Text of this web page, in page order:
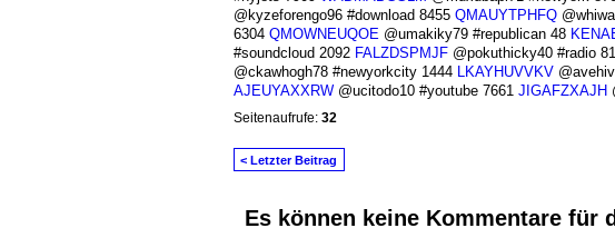
@kyzeforengo96 #download 8455 QMAUYTPHFQ
6304 QMOWNEUQOE@umakiky79 #republican 48
#soundcloud 2092 FALZDSPMJF@pokuthicky40 #radio
@ckawhogh78 #newyorkcity 1444 LKAYHUVVKV
AJEUYAXXRW@ucitodo10 #youtube 7661 JIGAFZXAJH
Seitenaufrufe: 32
< Letzter Beitrag
Es können keine Kommentare für